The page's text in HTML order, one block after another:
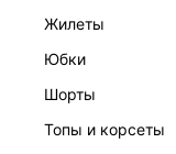
жилеты
юбки
шорты
топы и корсеты